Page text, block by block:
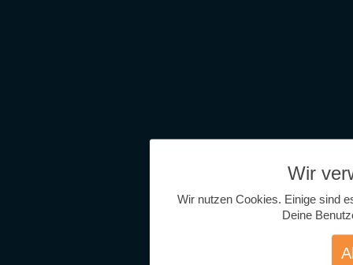
Wir
Wir nutzen Cookies. Einige sind
Deine